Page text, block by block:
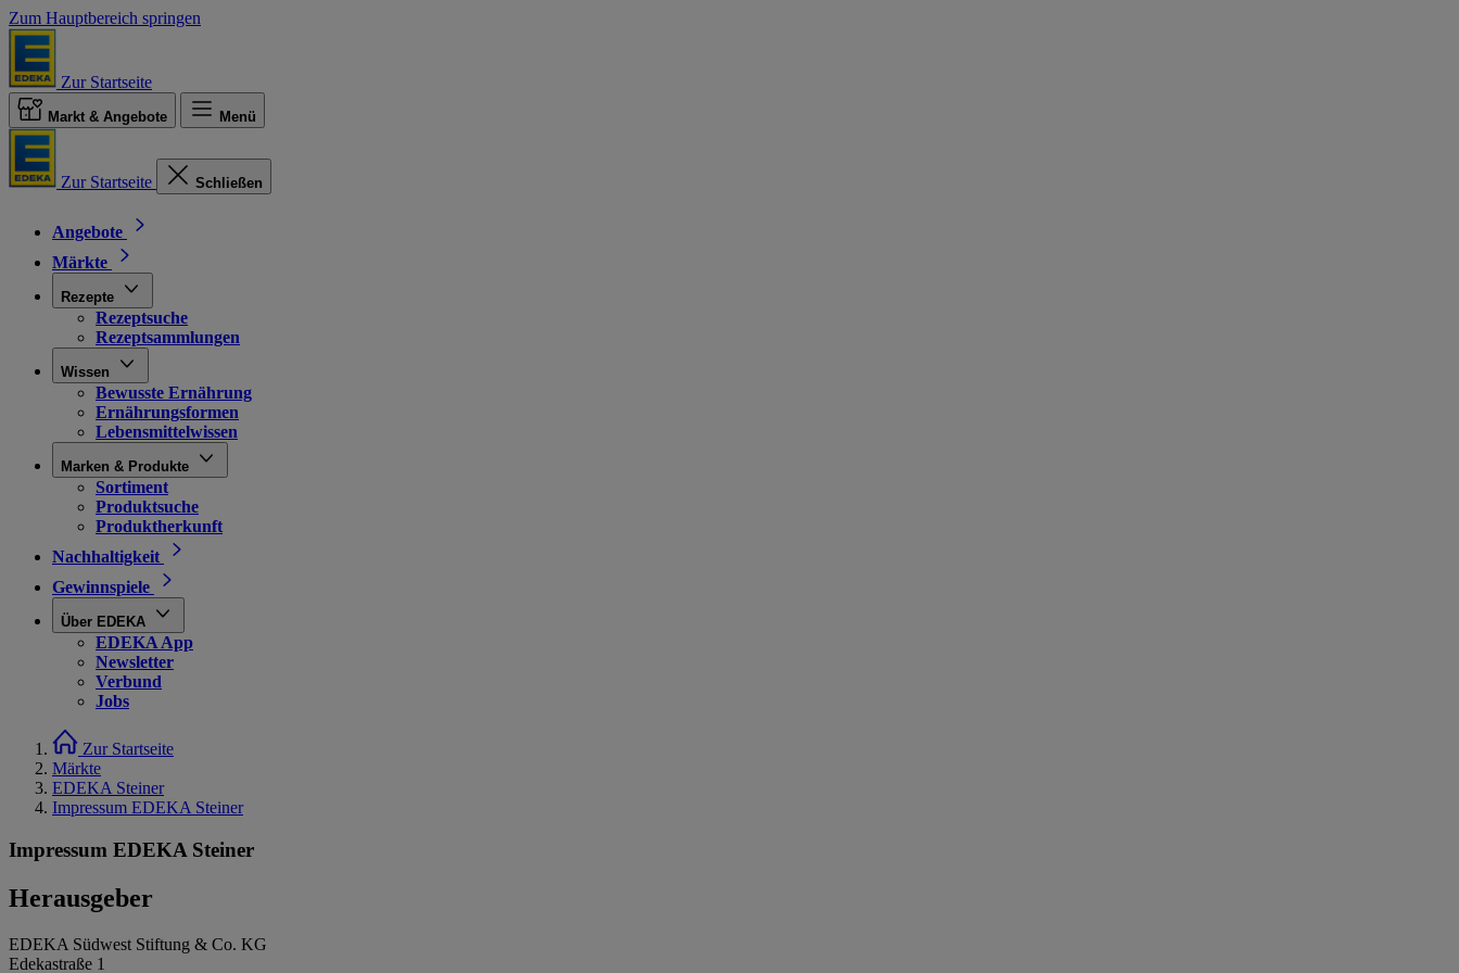
Zum Hauptbereich springen
Zur Startseite
Markt & Angebote Menü
Zur Startseite Schließen
Angebote
Märkte
Rezepte
Rezeptsuche
Rezeptsammlungen
Wissen
Bewusste Ernährung
Ernährungsformen
Lebensmittelwissen
Marken & Produkte
Sortiment
Produktsuche
Produktherkunft
Nachhaltigkeit
Gewinnspiele
Über EDEKA
EDEKA App
Newsletter
Verbund
Jobs
Zur Startseite
Märkte
EDEKA Steiner
Impressum EDEKA Steiner
Impressum EDEKA Steiner
Herausgeber
EDEKA Südwest Stiftung & Co. KG
Edekastraße 1